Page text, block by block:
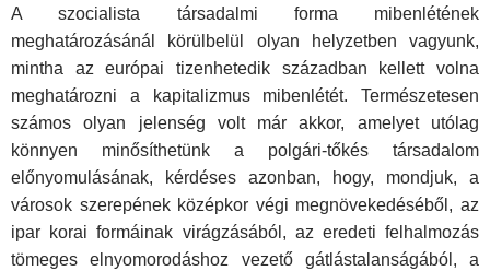
A szocialista társadalmi forma mibenlétének
meghatározásánál körülbelül olyan helyzetben vagyunk,
mintha az euró­pai tizenhetedik században kellett volna
meghatározni a kapi­talizmus mibenlétét. Természetesen
számos olyan jelenség volt már akkor, amelyet utólag
könnyen minősíthetünk a pol­gári-tőkés társadalom
előnyomulásának, kérdéses azonban, hogy, mondjuk, a
városok szerepének középkor végi megnö­vekedéséből, az
ipar korai formáinak virágzásából, az eredeti felhalmozás
tömeges elnyomorodáshoz vezető gátlástalan­ságából, a